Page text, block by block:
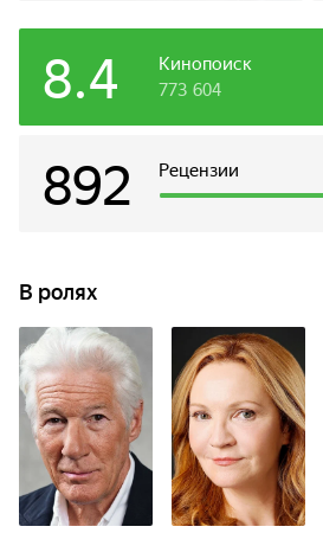
Кинопоиск
8.4 773 604
Рецензии
892
В ролях